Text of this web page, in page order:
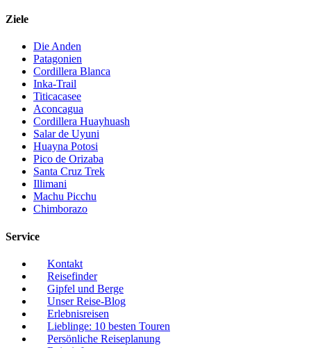
Ziele
Die Anden
Patagonien
Cordillera Blanca
Inka-Trail
Titicacasee
Aconcagua
Cordillera Huayhuash
Salar de Uyuni
Huayna Potosi
Pico de Orizaba
Santa Cruz Trek
Illimani
Machu Picchu
Chimborazo
Service
Kontakt
Reisefinder
Gipfel und Berge
Unser Reise-Blog
Erlebnisreisen
Lieblinge: 10 besten Touren
Persönliche Reiseplanung